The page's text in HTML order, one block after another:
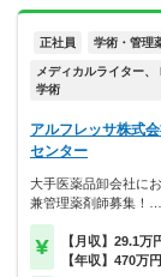
正社員 学術・管理
メディカルライター、
学術
アルフレッサ株式
センター
大手医薬品卸会社に
兼管理薬剤師募集！…
【月収】29.1万
【年収】470万